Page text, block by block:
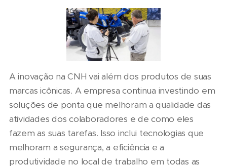
A inovação na CNH vai além dos produtos de suas
marcas icônicas. A empresa continua investindo em
soluções de ponta que melhoram a qualidade das
atividades dos colaboradores e de como eles
fazem as suas tarefas. Isso inclui tecnologias que
melhoram a segurança, a eficiência e a
produtividade no local de trabalho em todas as